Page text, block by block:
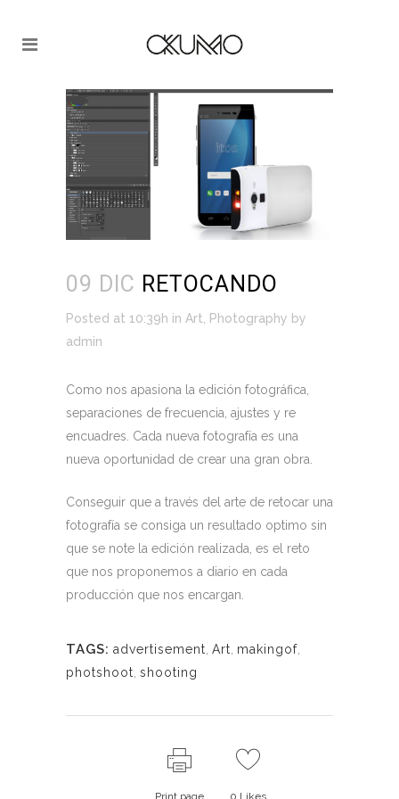
09 DIC RETOCANDO
Posted at 10:39h in Art Photography by
admin
Como nos apasiona la edición fotográfica,
separaciones de frecuencia, ajustes y re
encuadres. Cada nueva fotografía es una
nueva oportunidad de crear una gran obra.
Conseguir que a través del arte de retocar una
fotografía se consiga un resultado optimo sin
que se note la edición realizada, es el reto
que nos proponemos a diario en cada
producción que nos encargan.
TAGS: advertisement Art makingof
photshoot shooting
Print page 0 Likes